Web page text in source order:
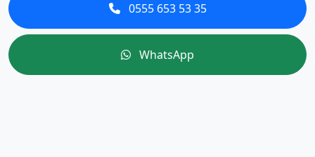
0555 653 53 35
WhatsApp